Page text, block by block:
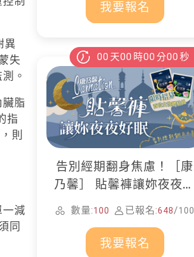
異
失
。
脂
指
則
減
同
我要報名
00 天00 時00 分00 秒
告別經期翻身焦慮！［康
乃馨］ 貼馨褲讓妳夜夜好
數量:100 已報名:648/100
我要報名